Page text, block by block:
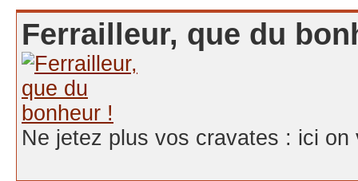
Ferrailleur, que du
Ne jetez plus vos cravates : ici